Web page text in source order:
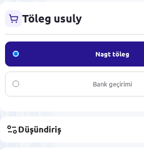
Töleg usuly
Nagt töleg
Bank geçirimi
Düşündiriş